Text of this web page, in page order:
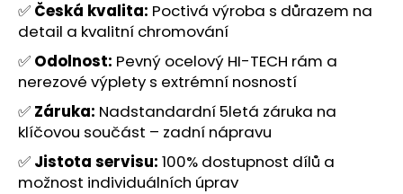
✅ Česká kvalita: Poctivá výroba s důrazem na
detail a kvalitní chromování
✅ Odolnost: Pevný ocelový HI-TECH rám a
nerezové výplety s extrémní nosností
✅ Záruka: Nadstandardní 5letá záruka na
klíčovou součást – zadní nápravu
✅ Jistota servisu: 100% dostupnost dílů a
možnost individuálních úprav
u
č
j
e
m
e